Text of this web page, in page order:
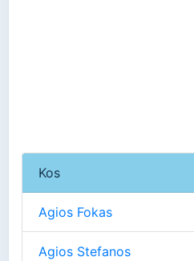
Kos
Agios Fokas
Agios Stefanos